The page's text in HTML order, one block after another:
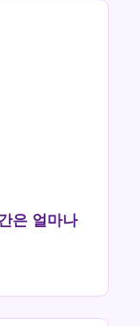
은 얼마나